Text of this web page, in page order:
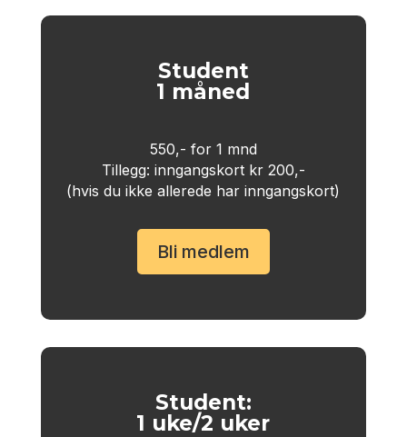
Student
1 måned
550,- for 1 mnd
Tillegg: inngangskort kr 200,-
(hvis du ikke allerede har inngangskort)
Bli medlem
Student:
1 uke/2 uker